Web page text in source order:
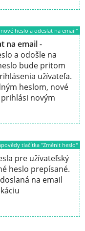
heslo a odeslat na email"
na email-
a odošle na
bude pritom
užívateľa.
heslom, nové
prihlási novým
tlačítka "Změnit heslo"
pre užívateľský
heslo prepísané.
na email